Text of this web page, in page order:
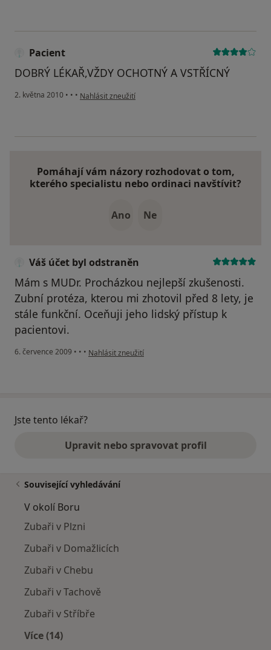
Pacient
DOBRÝ LÉKAŘ,VŽDY OCHOTNÝ A VSTŘÍCNÝ
2. května 2010 • • • podle názoru uživatele Pacient
Nahlásit zneužití
Pomáhají vám názory rozhodovat o tom,
kterého specialistu nebo ordinaci navštívit?
Ano Ne
Váš účet byl odstraněn
Mám s MUDr. Procházkou nejlepší zkušenosti.
Zubní protéza, kterou mi zhotovil před 8 lety, je
stále funkční. Oceňuji jeho lidský přístup k
pacientovi.
6. července 2009 • • • podle názoru uživatele Váš účet byl odstraněn
Nahlásit zneužití
Jste tento lékař?
Upravit nebo spravovat profil
Související vyhledávání
V okolí Boru
Zubaři v Plzni
Zubaři v Domažlicích
Zubaři v Chebu
Zubaři v Tachově
Zubaři v Stříbře
Více (14)